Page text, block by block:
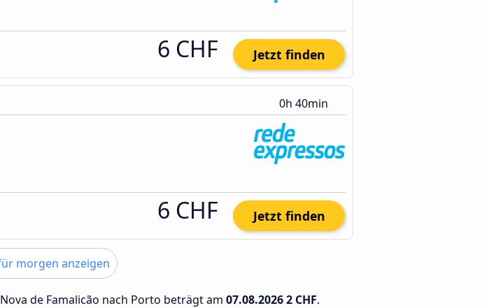
6 CHF Jetzt finden
0h 40min
6 CHF Jetzt finden
morgen anzeigen
de Famalicão nach Porto beträgt am 07.08.20262 CHF.